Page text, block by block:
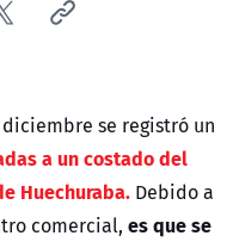
se registró un
a un costado del
Huechuraba. Debido a
comercial, es que se